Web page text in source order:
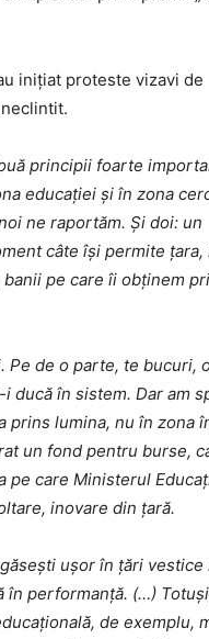
inițiat proteste vizavi de
principii foarte
educației și în zona
ne raportăm. Și doi: un
câte își permite țara,
pe care îi obținem
Pe de o parte, te bucuri,
ducă în sistem. Dar am
prins lumina, nu în zona
un fond pentru burse,
pe care Ministerul
inovare din țară.
ușor în țări vestice
în performanță. (…)
de exemplu,